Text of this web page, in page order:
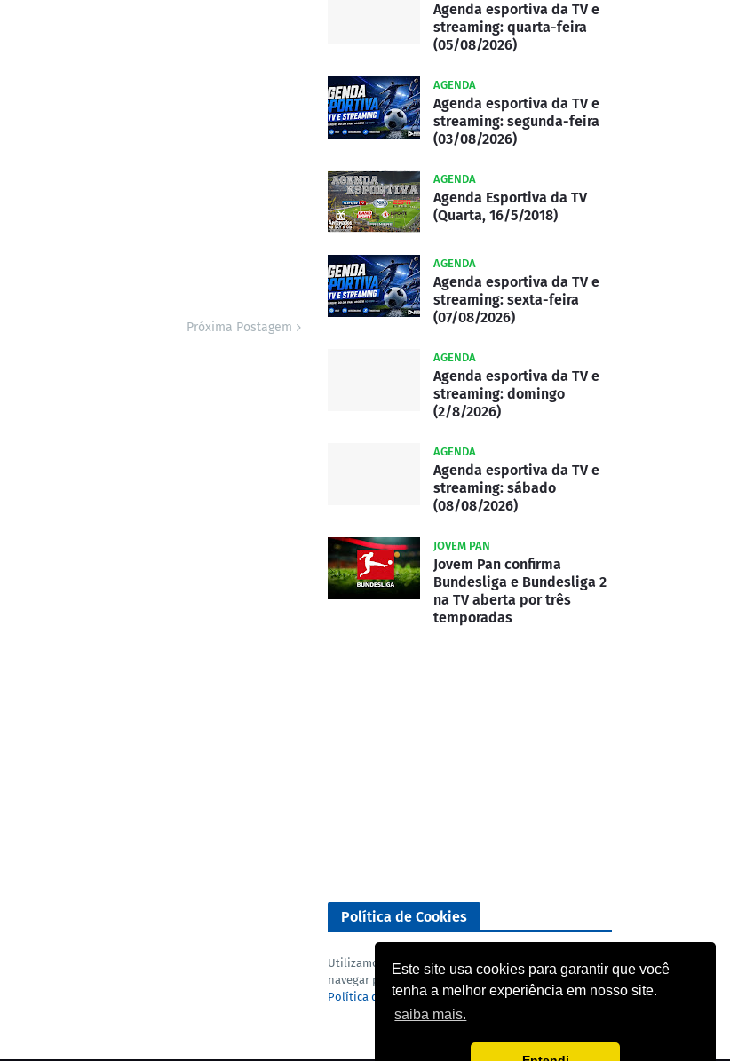
Este site usa cookies para garantir que você
tenha a melhor experiência em nosso site.
saiba mais.
Próxima Postagem
Agenda esportiva da TV e
streaming: quarta-feira
(05/08/2026)
AGENDA
Agenda esportiva da TV e
streaming: segunda-feira
(03/08/2026)
AGENDA
Agenda Esportiva da TV
(Quarta, 16/5/2018)
AGENDA
Agenda esportiva da TV e
streaming: sexta-feira
(07/08/2026)
AGENDA
Agenda esportiva da TV e
streaming: domingo
(2/8/2026)
AGENDA
Agenda esportiva da TV e
streaming: sábado
(08/08/2026)
JOVEM PAN
Jovem Pan confirma
Bundesliga e Bundesliga 2
na TV aberta por três
temporadas
Política de Cookies
Utilizamos cookies para analisar o nosso tráfego. Ao
navegar pelo blog você concorda com a nossa
Política de privacidadeeTermo de uso.